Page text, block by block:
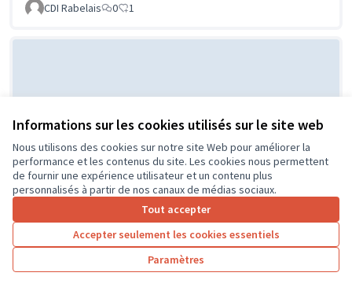
Informations sur les cookies utilisés sur le site web
Nous utilisons des cookies sur notre site Web pour améliorer la
performance et les contenus du site. Les cookies nous permettent
de fournir une expérience utilisateur et un contenu plus
personnalisés à partir de nos canaux de médias sociaux.
Tout accepter
Accepter seulement les cookies essentiels
Paramètres
CDI Rabelais
0 1
Projet d'un city stade par le CME
de l'Île Bouchard
Soumis au
vote